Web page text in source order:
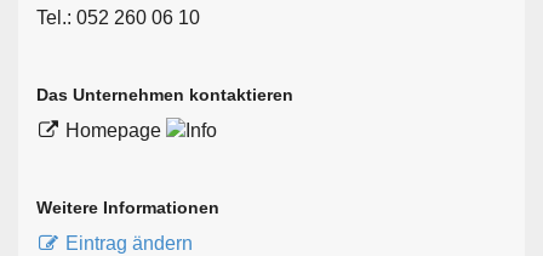
Tel.: 052 260 06 10
Das Unternehmen kontaktieren
Homepage
Weitere Informationen
Eintrag ändern